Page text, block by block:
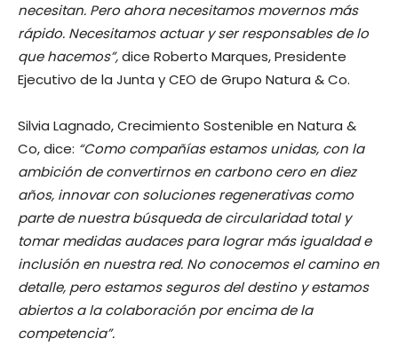
necesitan. Pero ahora necesitamos movernos más
rápido. Necesitamos actuar y ser responsables de lo
que hacemos”,dice Roberto Marques, Presidente
Ejecutivo de la Junta y CEO de Grupo Natura & Co.
Silvia Lagnado, Crecimiento Sostenible en Natura &
Co, dice: “Como compañías estamos unidas, con la
ambición de convertirnos en carbono cero en diez
años, innovar con soluciones regenerativas como
parte de nuestra búsqueda de circularidad total y
tomar medidas audaces para lograr más igualdad e
inclusión en nuestra red. No conocemos el camino en
detalle, pero estamos seguros del destino y estamos
abiertos a la colaboración por encima de la
competencia”.